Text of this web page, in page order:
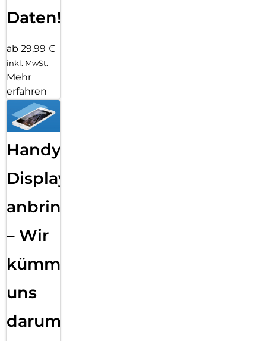
Daten!
ab 29,99 €
inkl. MwSt.
Mehr
erfahren
Handy
Displayfolie
anbringen
– Wir
kümmern
uns
darum!